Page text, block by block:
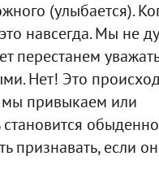
(улыбается).
навсегда. Мы не
перестанем
Нет! Это
мы привыкаем или
признавать, если